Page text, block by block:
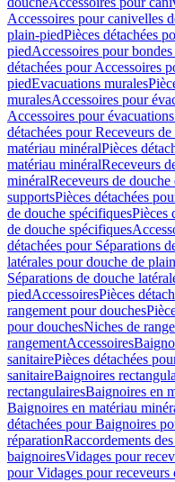
Accessoires pour canivelles
plain-piedPièces détachées
piedAccessoires pour
détachées pour Accessoires
piedEvacuations murales
muralesAccessoires pour
Accessoires pour
détachées pour Receveurs
matériau minéralPièces
matériau minéralReceveurs
minéralReceveurs de
supportsPièces détachées
de douche spécifiquesPièces
de douche spécifiques
détachées pour Séparations
latérales pour douche de
Séparations de douche
piedAccessoiresPièces
rangement pour douches
pour douchesNiches de
rangementAccessoires
sanitairePièces détachées
sanitaireBaignoires
rectangulairesBaignoires en
Baignoires en matériau
détachées pour Baignoires
réparationRaccordements
baignoiresVidages pour
pour Vidages pour receveurs